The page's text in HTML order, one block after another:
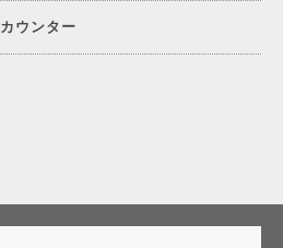
カウンター